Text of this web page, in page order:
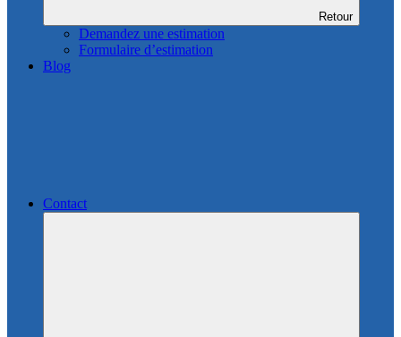
Retour
Demandez une estimation
Formulaire d’estimation
Blog
Contact